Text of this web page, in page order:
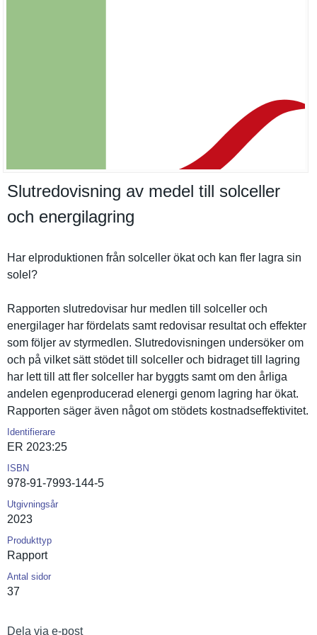
Slutredovisning av medel till solceller
och energilagring
Har elprodukti­onen från solceller ökat och kan fler lagra sin
solel?
Rapporten slutredovi­sar hur medlen till solceller och
energilage­r har fördelats samt redovisar resultat och effekter
som följer av styrmedlen. Slutredovi­sningen undersöker om
och på vilket sätt stödet till solceller och bidraget till lagring
har lett till att fler solceller har byggts samt om den årliga
andelen egenproduc­erad elenergi genom lagring har ökat.
Rapporten säger även något om stödets kostnadsef­fektivitet.
Identifierare
ER 2023:25
ISBN
978-91-7993-144-5
Utgivningsår
2023
Produkttyp
Rapport
Antal sidor
37
Dela via e-post